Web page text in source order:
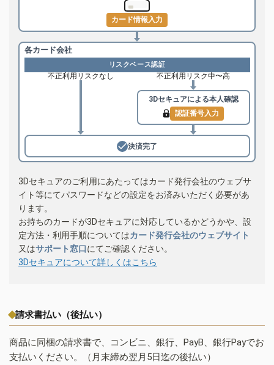
カード情報入力
各カード会社
リスクベース認証
不正利用リスクなし 不正利用リスク中〜高
3Dセキュアによる本人確認
認証番号入力
決済完了
3Dセキュアのご利用にあたってはカード発行会社のウェブサ
イト等にてパスワードなどの設定をお済みいただく必要があ
ります。
お持ちのカードが3Dセキュアに対応しているかどうかや、設
定方法・利用手順についてはカード発行会社のウェブサイト
又はサポート窓口にてご確認ください。
3Dセキュアについて詳しくはこちら
請求書払い（後払い）
商品に同梱の請求書で、コンビニ、銀行、PayB、銀行Payでお
支払いください。（月末締め翌月5日迄の後払い）